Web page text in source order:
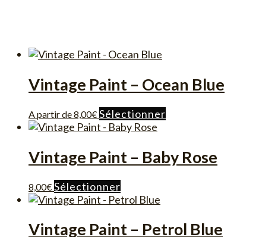
Vintage Paint – Ocean Blue
A partir de8,00€Sélectionner
plusieurs
variations.
choisies
Vintage Paint – Baby Rose
8,00€Sélectionner
produit
plusieurs
Vintage Paint – Petrol Blue